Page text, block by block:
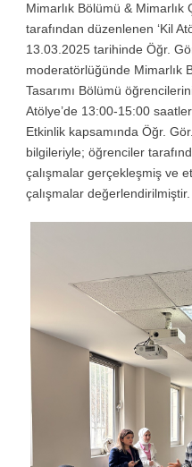
Mimarlık Bölümü & Mimarlık
tarafından düzenlenen ‘Kil
13.03.2025 tarihinde Öğr.
moderatörlüğünde Mimarlık
Tasarımı Bölümü
Atölye’de 13:00-15:00
Etkinlik kapsamında Öğr.
bilgileriyle; öğrenciler
çalışmalar gerçekleşmiş ve
çalışmalar değerlendirilmiştir.